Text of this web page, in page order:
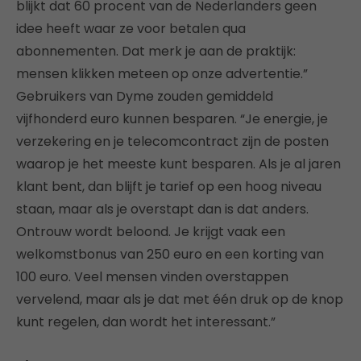
blijkt dat 60 procent van de Nederlanders geen
idee heeft waar ze voor betalen qua
abonnementen. Dat merk je aan de praktijk:
mensen klikken meteen op onze advertentie.”
Gebruikers van Dyme zouden gemiddeld
vijfhonderd euro kunnen besparen. “Je energie, je
verzekering en je telecomcontract zijn de posten
waarop je het meeste kunt besparen. Als je al jaren
klant bent, dan blijft je tarief op een hoog niveau
staan, maar als je overstapt dan is dat anders.
Ontrouw wordt beloond. Je krijgt vaak een
welkomstbonus van 250 euro en een korting van
100 euro. Veel mensen vinden overstappen
vervelend, maar als je dat met één druk op de knop
kunt regelen, dan wordt het interessant.”